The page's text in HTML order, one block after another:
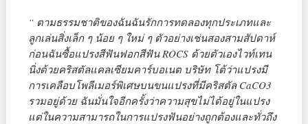
“ ตามธรรมชาติของฉันฉันรักการทดลองทุกประเภทและ
ลูกเล่นสิ่งเล็ก ๆ น้อย ๆ ใหม่ ๆ ตัวอย่างเช่นสองสามสัปดาห์
ก่อนฉันซื้อแปรงสีฟันฟอกสีฟัน ROCS ด้วยตัวเองไวท์เทน
นิ่งด้วยคริสตัลแคลเซียมคาร์บอเนต บริษัท โต้ว่าแปรงมี
การเคลือบโพลีเมอร์พิเศษบนขนแปรงที่มีคริสตัล CaCO3
รวมอยู่ด้วย ฉันมั่นใจอีกครั้งว่าความสุขไม่ได้อยู่ในแปรง
แต่ในความสามารถในการแปรงฟันอย่างถูกต้องและทั่วถึง